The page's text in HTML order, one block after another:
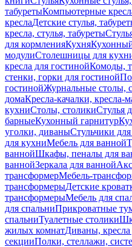
табуретыКомпьютерные
креслаДетские стулья,
кресла, стулья, табуреты
для кормленияКухня
модулиСтолешницы для
кресла для гостинойКомоды,
стенки, горки для гостиной
гостинойЖурнальные столы,
домаКресла-качалки, кресла-
кухниСтолы, столикиСтулья
барныеКухонный гарнитур
уголки, диваныСтульчики
для кухниМебель для ванной
ваннойШкафы, пеналы для
ваннойЗеркала для ванной
трансформерМебель-
трансформерыДетские
трансформерыМебель для
для спальниПрикроватные
спальниТуалетные столики
жилых комнатДиваны, кресла
секцииПолки, стеллажи,